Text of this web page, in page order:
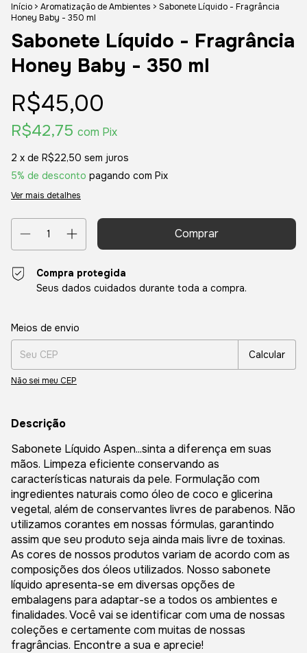
Início > Aromatização de Ambientes > Sabonete Líquido - Fragrância
Honey Baby - 350 ml
Sabonete Líquido - Fragrância
Honey Baby - 350 ml
R$45,00
R$42,75 com Pix
2 x de R$22,50 sem juros
5% de desconto pagando com Pix
Ver mais detalhes
Compra protegida
Seus dados cuidados durante toda a compra.
Entregas para o CEP:
Meios de envio
Calcular
Não sei meu CEP
Descrição
Sabonete Líquido Aspen...sinta a diferença em suas
mãos. Limpeza eficiente conservando as
características naturais da pele. Formulação com
ingredientes naturais como óleo de coco e glicerina
vegetal, além de conservantes livres de parabenos. Não
utilizamos corantes em nossas fórmulas, garantindo
assim que seu produto seja ainda mais livre de toxinas.
As cores de nossos produtos variam de acordo com as
composições dos óleos utilizados. Nosso sabonete
líquido apresenta-se em diversas opções de
embalagens para adaptar-se a todos os ambientes e
finalidades. Você vai se identificar com uma de nossas
coleções e certamente com muitas de nossas
fragrâncias. Encontre a sua e aprecie!